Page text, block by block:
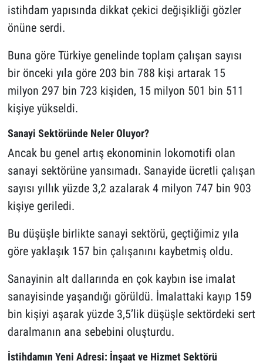
istihdam yapısında dikkat çekici değişikliği gözler
önüne serdi.
Buna göre Türkiye genelinde toplam çalışan sayısı
bir önceki yıla göre 203 bin 788 kişi artarak 15
milyon 297 bin 723 kişiden, 15 milyon 501 bin 511
kişiye yükseldi.
Sanayi Sektöründe Neler Oluyor?
Ancak bu genel artış ekonominin lokomotifi olan
sanayi sektörüne yansımadı. Sanayide ücretli çalışan
sayısı yıllık yüzde 3,2 azalarak 4 milyon 747 bin 903
kişiye geriledi.
Bu düşüşle birlikte sanayi sektörü, geçtiğimiz yıla
göre yaklaşık 157 bin çalışanını kaybetmiş oldu.
Sanayinin alt dallarında en çok kaybın ise imalat
sanayisinde yaşandığı görüldü. İmalattaki kayıp 159
bin kişiyi aşarak yüzde 3,5’lik düşüşle sektördeki sert
daralmanın ana sebebini oluşturdu.
İstihdamın Yeni Adresi: İnşaat ve Hizmet Sektörü